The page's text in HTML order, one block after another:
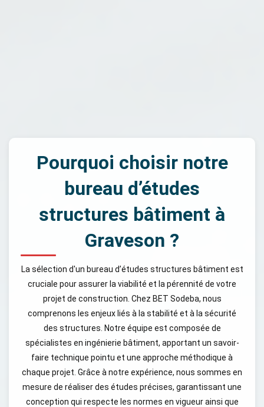
Pourquoi choisir notre
bureau d’études
structures bâtiment à
Graveson ?
La sélection d'un bureau d’études structures bâtiment est
cruciale pour assurer la viabilité et la pérennité de votre
projet de construction. Chez BET Sodeba, nous
comprenons les enjeux liés à la stabilité et à la sécurité
des structures. Notre équipe est composée de
spécialistes en ingénierie bâtiment, apportant un savoir-
faire technique pointu et une approche méthodique à
chaque projet. Grâce à notre expérience, nous sommes en
mesure de réaliser des études précises, garantissant une
conception qui respecte les normes en vigueur ainsi que